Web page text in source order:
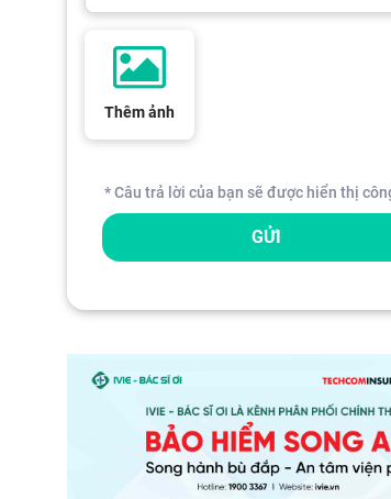
Thêm ảnh
* Câu trả lời của bạn sẽ được hiển thị
GỬI